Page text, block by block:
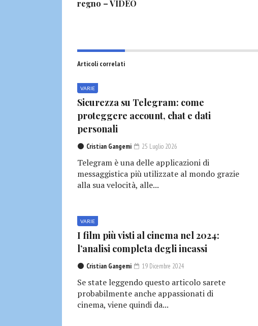
regno – VIDEO
Articoli correlati
VARIE
Sicurezza su Telegram: come
proteggere account, chat e dati
personali
Cristian Gangemi 25 Luglio 2026
Telegram è una delle applicazioni di
messaggistica più utilizzate al mondo grazie
alla sua velocità, alle...
VARIE
I film più visti al cinema nel 2024:
l’analisi completa degli incassi
Cristian Gangemi 19 Dicembre 2024
Se state leggendo questo articolo sarete
probabilmente anche appassionati di
cinema, viene quindi da...